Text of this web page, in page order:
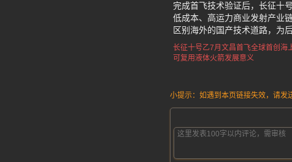
完成首飞技术验证后，长征十
低成本、高运力商业发射产业
区别海外的国产技术道路，为
长征十号乙7月文昌首飞全球首创海
可复用液体火箭发展意义
小提示：如遇到本页链接失效，请发